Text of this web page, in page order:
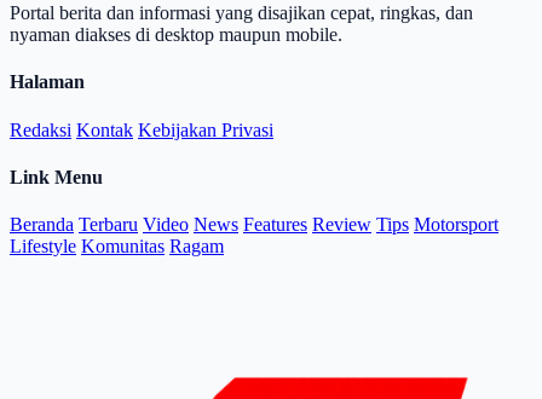
Portal berita dan informasi yang disajikan cepat, ringkas, dan
nyaman diakses di desktop maupun mobile.
Halaman
Redaksi Kontak Kebijakan Privasi
Link Menu
Beranda Terbaru Video News Features Review Tips Motorsport
Lifestyle Komunitas Ragam